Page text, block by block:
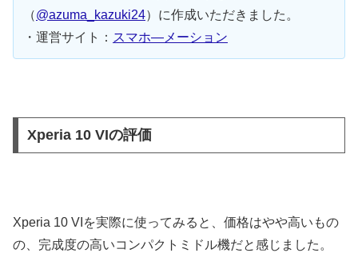
（@azuma_kazuki24）に作成いただきました。
・運営サイト： スマホ―メーション
Xperia 10 VIの評価
Xperia 10 VIを実際に使ってみると、価格はやや高いもの
の、完成度の高いコンパクトミドル機だと感じました。